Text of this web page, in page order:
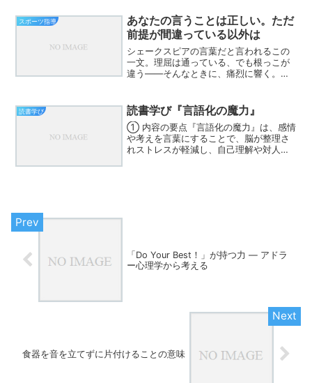
ットする」「習慣化する...
スポーツ指導
あなたの言うことは正しい。ただ
前提が間違っている以外は
シェークスピアの言葉だと言われるこの
一文。理屈は通っている、でも根っこが
違う――そんなときに、痛烈に響く。い
んでいる。発問を工夫し、ICTを活用し、
ペアやグループでの話...
読書学び 読書学び『言語化の魔力』
① 内容の要点『言語化の魔力』は、感情
や考えを言葉にすることで、脳が整理さ
れストレスが軽減し、自己理解や対人関
「Do Your Best！」が持つ力 ― アドラ
ー心理学から考える
食器を音を立てずに片付けることの意味